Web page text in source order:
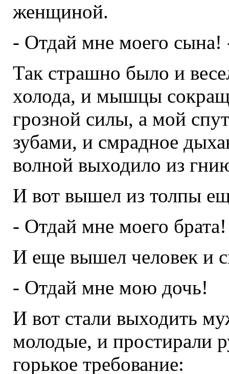
женщиной.
- Отдай мне моего сына!
Так страшно было и
холода, и мышцы
грозной силы, а мой
зубами, и смрадное
волной выходило из
И вот вышел из толпы
- Отдай мне моего брата!
И еще вышел человек и
- Отдай мне мою дочь!
И вот стали выходить
молодые, и простирали
горькое требование: